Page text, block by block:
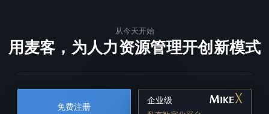
从今天开始
用麦客，为人力资源管理开创新模式
免费注册
企业级